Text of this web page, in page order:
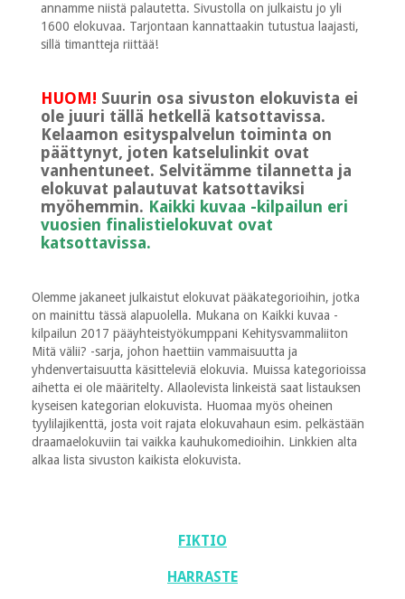
annamme niistä palautetta. Sivustolla on julkaistu jo yli
1600 elokuvaa. Tarjontaan kannattaakin tutustua laajasti,
sillä timantteja riittää!
HUOM! Suurin osa sivuston elokuvista ei
ole juuri tällä hetkellä katsottavissa.
Kelaamon esityspalvelun toiminta on
päättynyt, joten katselulinkit ovat
vanhentuneet. Selvitämme tilannetta ja
elokuvat palautuvat katsottaviksi
myöhemmin. Kaikki kuvaa -kilpailun eri
vuosien finalistielokuvat ovat
katsottavissa.
Olemme jakaneet julkaistut elokuvat pääkategorioihin, jotka
on mainittu tässä alapuolella. Mukana on Kaikki kuvaa -
kilpailun 2017 pääyhteistyökumppani Kehitysvammaliiton
Mitä välii? -sarja, johon haettiin vammaisuutta ja
yhdenvertaisuutta käsitteleviä elokuvia. Muissa kategorioissa
aihetta ei ole määritelty. Allaolevista linkeistä saat listauksen
kyseisen kategorian elokuvista. Huomaa myös oheinen
tyylilajikenttä, josta voit rajata elokuvahaun esim. pelkästään
draamaelokuviin tai vaikka kauhukomedioihin. Linkkien alta
alkaa lista sivuston kaikista elokuvista.
FIKTIO
HARRASTE